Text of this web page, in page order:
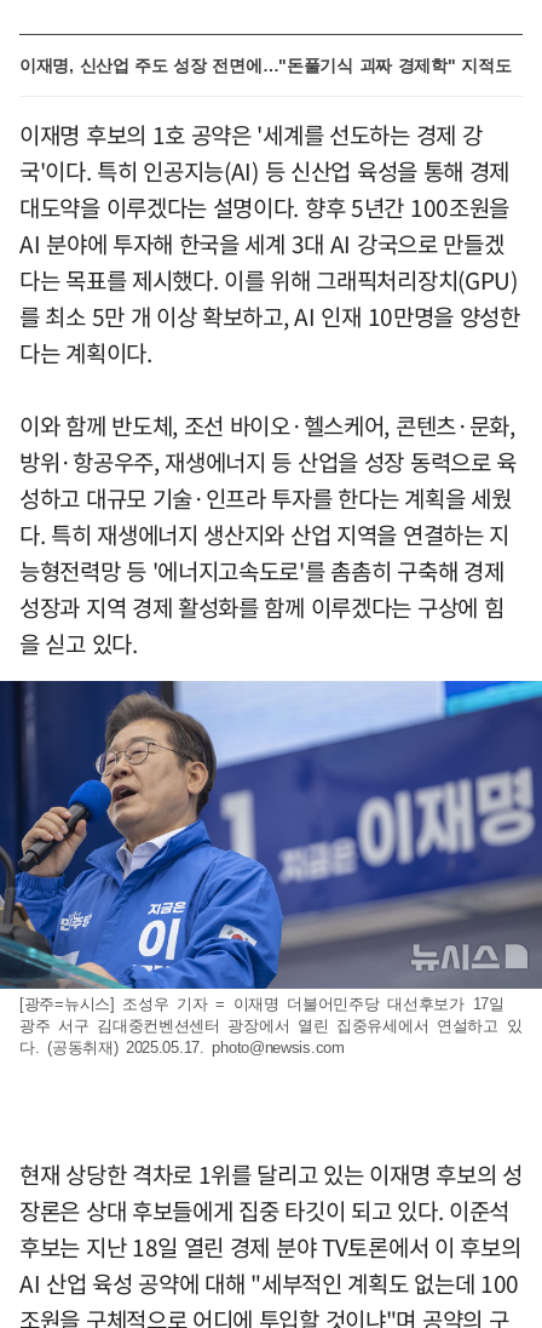
이재명, 신산업 주도 성장 전면에…"돈풀기식 괴짜 경제학" 지적도
이재명 후보의 1호 공약은 '세계를 선도하는 경제 강
국'이다. 특히 인공지능(AI) 등 신산업 육성을 통해 경제
대도약을 이루겠다는 설명이다. 향후 5년간 100조원을
AI 분야에 투자해 한국을 세계 3대 AI 강국으로 만들겠
다는 목표를 제시했다. 이를 위해 그래픽처리장치(GPU)
를 최소 5만 개 이상 확보하고, AI 인재 10만명을 양성한
다는 계획이다.
이와 함께 반도체, 조선 바이오·헬스케어, 콘텐츠·문화,
방위·항공우주, 재생에너지 등 산업을 성장 동력으로 육
성하고 대규모 기술·인프라 투자를 한다는 계획을 세웠
다. 특히 재생에너지 생산지와 산업 지역을 연결하는 지
능형전력망 등 '에너지고속도로'를 촘촘히 구축해 경제
성장과 지역 경제 활성화를 함께 이루겠다는 구상에 힘
을 싣고 있다.
[광주=뉴시스] 조성우 기자 = 이재명 더불어민주당 대선후보가 17일
광주 서구 김대중컨벤션센터 광장에서 열린 집중유세에서 연설하고 있
다. (공동취재) 2025.05.17.photo@newsis.com
현재 상당한 격차로 1위를 달리고 있는 이재명 후보의 성
장론은 상대 후보들에게 집중 타깃이 되고 있다. 이준석
후보는 지난 18일 열린 경제 분야 TV토론에서 이 후보의
AI 산업 육성 공약에 대해 "세부적인 계획도 없는데 100
조원을 구체적으로 어디에 투입할 것이냐"며 공약의 구